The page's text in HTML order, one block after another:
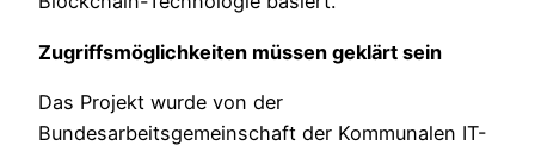
Zugriffsmöglichkeiten müssen geklärt sein
Das Projekt wurde von der
Bundesarbeitsgemeinschaft der Kommunalen IT-